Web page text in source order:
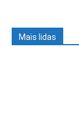
Mais lidas